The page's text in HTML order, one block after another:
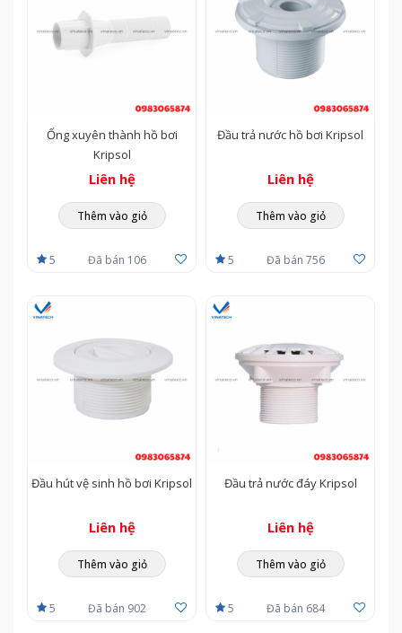
Vinatech
tự hào là đơn vị cung cấp dịch vụ tư vấn – thiết
kế - xây dựng - thi công lắp đặt và cung cấp thiết bị hồ bơi
uy tín, chất lượng. Bằng kinh nghiệm và sự tận tâm,
chúng tôi cam kết trao giá trị thực trên mỗi dịch vụ trao
THÔNG TIN LIÊN HỆ
CÔNG TY CP TM KỸ THUẬT VÀ XÂY DỰNG VINATECH​
Địa Chỉ: D7 Hải Âu, KP 2, P.Hiệp Thành, Quận 12, TP. Hồ Chí
Minh
Hotine tư vấn hỗ trợ: ​0983 065 874 - 0934 238 218
Ống xuyên thành hồ bơi
Kripsol
Liên hệ
Thêm vào giỏ
5 Đã bán 106
Đầu trả nước hồ bơi Kripsol
Liên hệ
Thêm vào giỏ
5 Đã bán 756
Đầu hút vệ sinh hồ bơi Kripsol
Liên hệ
Thêm vào giỏ
5 Đã bán 902
Đầu trả nước đáy Kripsol
Liên hệ
Thêm vào giỏ
5 Đã bán 684